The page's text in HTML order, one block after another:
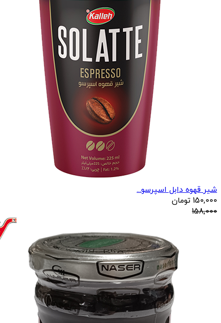
شیر قهوه دابل اسپرسو...
150,000 تومان
158,000